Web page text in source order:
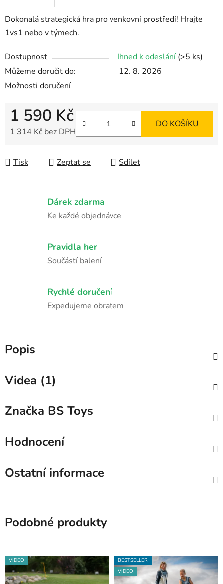
Dokonalá strategická hra pro venkovní prostředí! Hrajte
1vs1 nebo v týmech.
Dostupnost Ihned k odeslání (>5 ks)
Můžeme doručit do:
12. 8. 2026
Možnosti doručení
1 590 Kč
1 314 Kč bez DPH
DO KOŠÍKU
Tisk Zeptat se Sdílet
Dárek zdarma
Ke každé objednávce
Pravidla her
Součástí balení
Rychlé doručení
Expedujeme obratem
Popis
Videa (1)
Značka BS Toys
Hodnocení
Ostatní informace
Podobné produkty
VIDEO
BESTSELLER
VIDEO